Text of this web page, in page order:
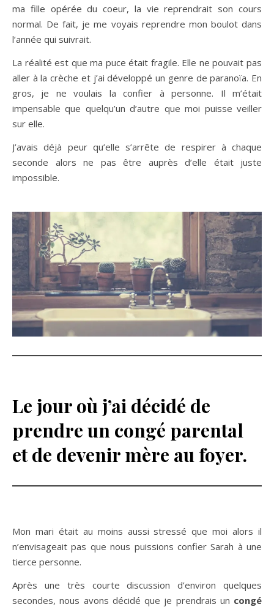
ma fille opérée du coeur, la vie reprendrait son cours
normal. De fait, je me voyais reprendre mon boulot dans
l’année qui suivrait.
La réalité est que ma puce était fragile. Elle ne pouvait pas
aller à la crèche et j’ai développé un genre de paranoïa. En
gros, je ne voulais la confier à personne. Il m’était
impensable que quelqu’un d’autre que moi puisse veiller
sur elle.
J’avais déjà peur qu’elle s’arrête de respirer à chaque
seconde alors ne pas être auprès d’elle était juste
impossible.
Le jour où j’ai décidé de
prendre un congé parental
et de devenir mère au foyer.
Mon mari était au moins aussi stressé que moi alors il
n’envisageait pas que nous puissions confier Sarah à une
tierce personne.
Après une très courte discussion d’environ quelques
secondes, nous avons décidé que je prendrais un congé